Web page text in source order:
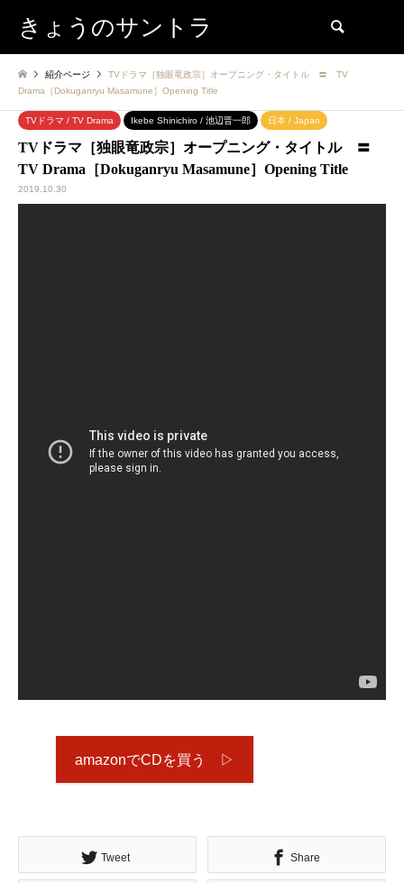
きょうのサントラ
紹介ページ
TVドラマ［独眼竜政宗］オープニング・タイトル 〓 TV
Drama［Dokuganryu Masamune］Opening Title
TVドラマ / TV Drama Ikebe Shinichiro / 池辺晋一郎 日本 / Japan
TVドラマ［独眼竜政宗］オープニング・タイトル 〓
TV Drama［Dokuganryu Masamune］Opening Title
2019.10.30
amazonでCDを買う ▷
Tweet Share